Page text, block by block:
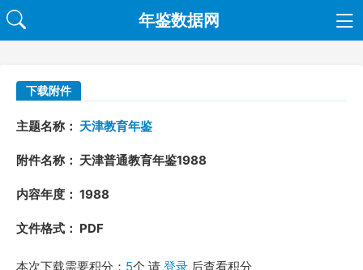
年鉴数据网
下载附件
主题名称： 天津教育年鉴
附件名称： 天津普通教育年鉴1988
内容年度： 1988
文件格式： PDF
本次下载需要积分： 5个 请 登录 后查看积分